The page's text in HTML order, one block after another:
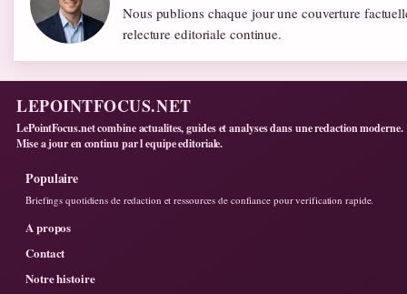
Nous publions chaque jour une couverture
relecture editoriale continue.
LEPOINTFOCUS.NET
LePointFocus.net combine actualites, guides et analyses dans une redaction moderne.
Mise a jour en continu par l equipe editoriale.
Populaire
Briefings quotidiens de redaction et ressources de confiance pour verification rapide.
A propos
Contact
Notre histoire